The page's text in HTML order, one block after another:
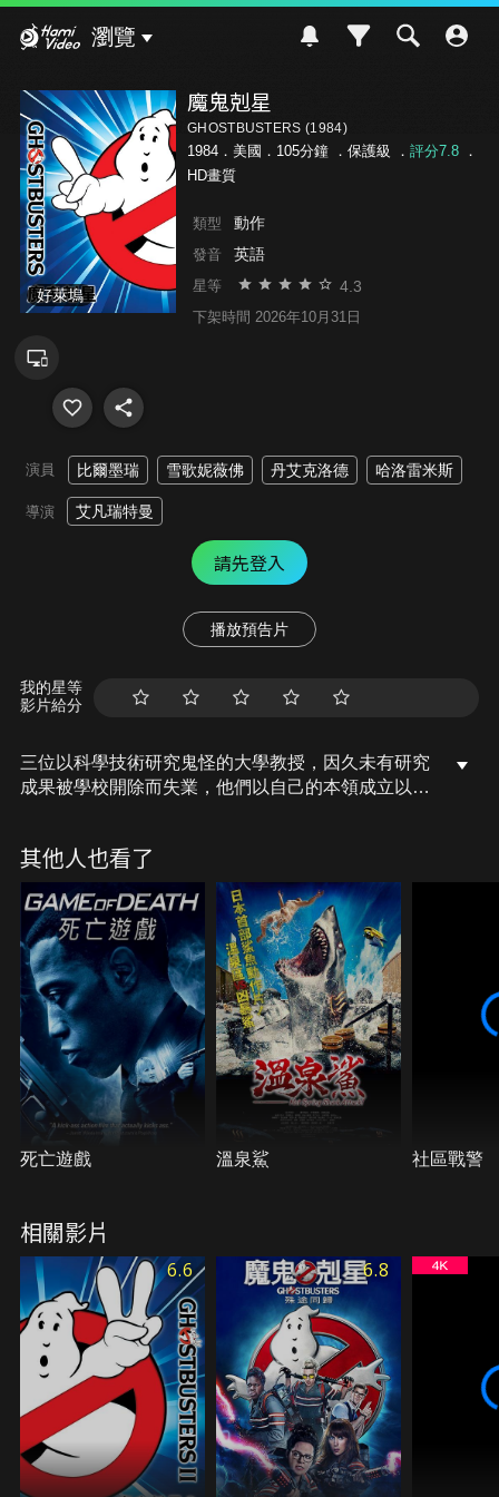
瀏覽
好萊塢
魔鬼剋星
GHOSTBUSTERS (1984)
1984．美國．105分鐘 ． 保護級 ． 評分7.8．
HD畫質
類型 動作
發音 英語
星等 4.3
下架時間 2026年10月31日
演員 比爾墨瑞 雪歌妮薇佛 丹艾克洛德 哈洛雷米斯
導演 艾凡瑞特曼
請先登入
播放預告片
我的星等
影片給分
三位以科學技術研究鬼怪的大學教授，因久未有研究
成果被學校開除而失業，他們以自己的本領成立以科
其他人也看了
死亡遊戲 溫泉鯊 社區戰警
相關影片
6.6 6.8